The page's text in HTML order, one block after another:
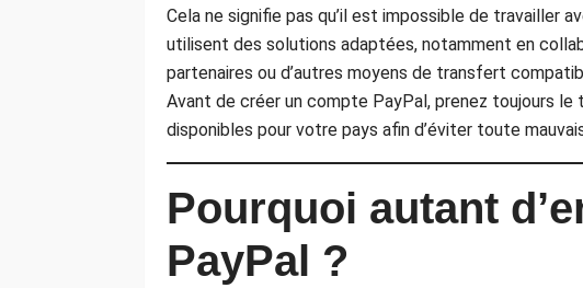
Cela ne signifie pas qu’il est impossible de travailler
utilisent des solutions adaptées, notamment en
partenaires ou d’autres moyens de transfert
Avant de créer un compte PayPal, prenez toujours
disponibles pour votre pays afin d’éviter toute
Pourquoi autant
PayPal ?